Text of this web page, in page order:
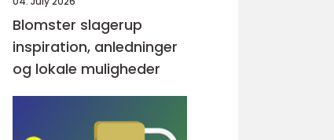
Blomster slagerup
inspiration, anledninger
og lokale muligheder